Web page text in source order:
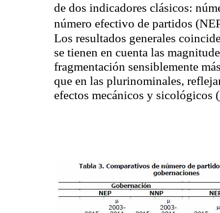
de dos indicadores clásicos:
número efectivo de partidos
Los resultados generales
se tienen en cuenta las
fragmentación sensiblemente
que en las plurinominales,
efectos mecánicos y sicológicos (